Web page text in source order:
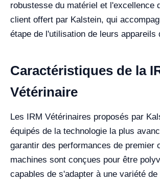
robustesse du matériel et l'excellence
client offert par Kalstein, qui
étape de l'utilisation de leurs appareils
Caractéristiques de la
Vétérinaire
Les IRM Vétérinaires proposés par
équipés de la technologie la plus
garantir des performances de premier
machines sont conçues pour être
capables de s'adapter à une variété